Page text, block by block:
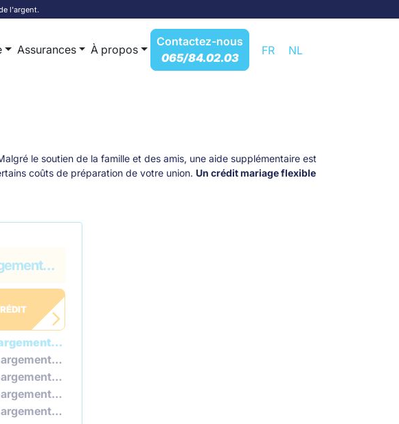
l'argent.
FR NL
Contactez-nous
065/84.02.03
Assurances À propos
le soutien de la famille et des amis, une aide supplémentaire est
coûts de préparation de votre union. Un crédit mariage flexible